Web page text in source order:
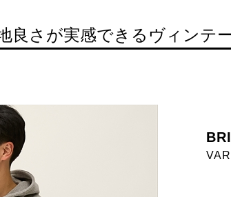
良さが実感できるヴィンテ